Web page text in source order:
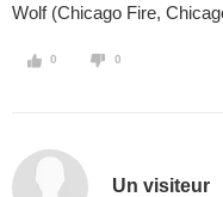
Wolf (Chicago Fire,
0 0
Un visiteur